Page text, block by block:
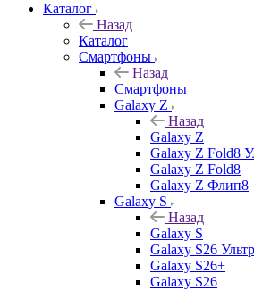
Каталог
Назад
Каталог
Смартфоны
Назад
Смартфоны
Galaxy Z
Назад
Galaxy Z
Galaxy Z Fold8
Galaxy Z Fold8
Galaxy Z Флип8
Galaxy S
Назад
Galaxy S
Galaxy S26
Galaxy S26+
Galaxy S26